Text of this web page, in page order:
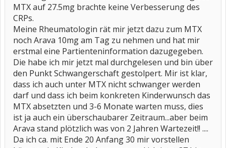
MTX auf 27.5mg brachte keine Verbesserung des
CRPs.
Meine Rheumatologin rät mir jetzt dazu zum MTX
noch Arava 10mg am Tag zu nehmen und hat mir
erstmal eine Partienteninformation dazugegeben.
Die habe ich mir jetzt mal durchgelesen und bin über
den Punkt Schwangerschaft gestolpert. Mir ist klar,
dass ich auch unter MTX nicht schwanger werden
darf und dass ich beim konkreten Kinderwunsch das
MTX absetzten und 3-6 Monate warten muss, dies
ist ja auch ein überschaubarer Zeitraum...aber beim
Arava stand plötzlich was von 2 Jahren Wartezeit!! ....
Da ich ca. mit Ende 20 Anfang 30 mir vorstellen